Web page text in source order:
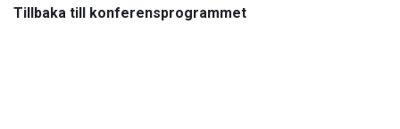
Tillbaka till konferensprogrammet